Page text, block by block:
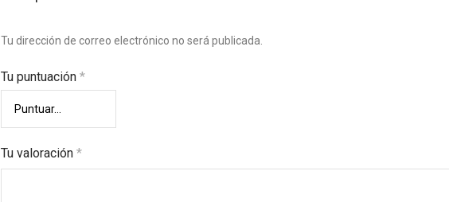
Tu dirección de correo electrónico no será publicada.
Tu puntuación *
Tu valoración *